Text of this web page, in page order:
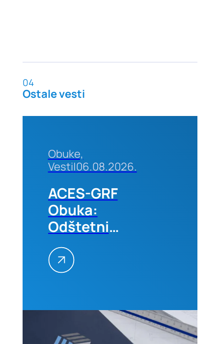
04
Ostale vesti
Obuke,
Vesti|06.08.2026.
ACES-GRF
Obuka:
Odštetni
zahtevi na
građevinskim
projektima
Kvantifikacija